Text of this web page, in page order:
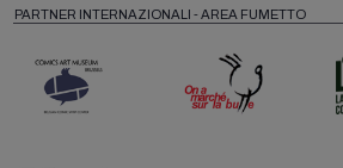
PARTNER INTERNAZIONALI - AREA FUMETTO